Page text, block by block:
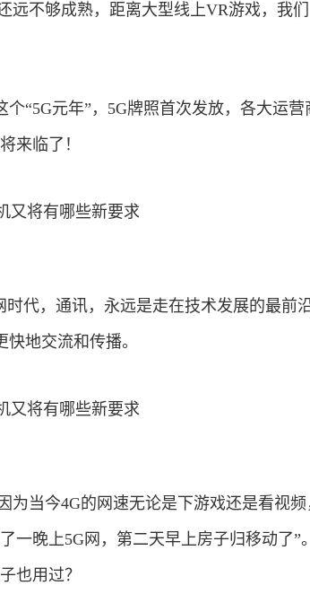
远不够成熟，距离大型线上VR游戏，我们
“5G元年”，5G牌照首次发放，各大运营
来临了！
代，通讯，永远是走在技术发展的最前
地交流和传播。
当今4G的网速无论是下游戏还是看视频
一晚上5G网，第二天早上房子归移动了”。
也用过？